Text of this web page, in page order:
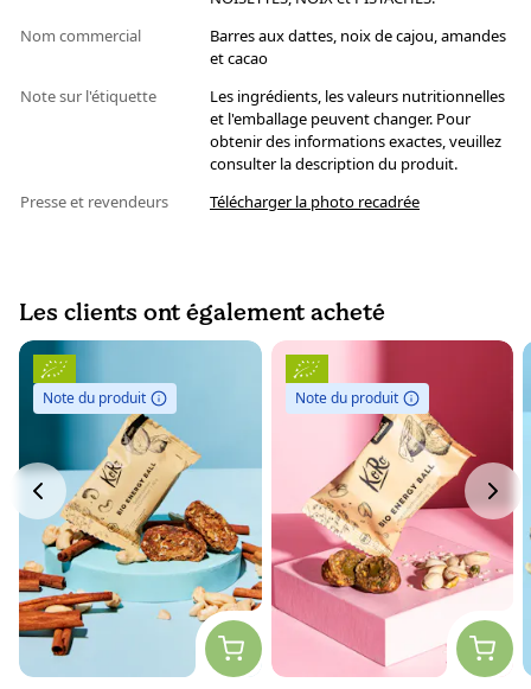
Nom commercial
Barres aux dattes, noix de cajou, amandes
et cacao
Note sur l'étiquette
Les ingrédients, les valeurs nutritionnelles
et l'emballage peuvent changer. Pour
obtenir des informations exactes, veuillez
consulter la description du produit.
Presse et revendeurs
Télécharger la photo recadrée
Les clients ont également acheté
Note du produit Note du produit